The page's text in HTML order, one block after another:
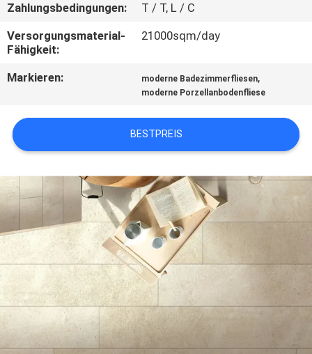
ANGEBOT
SITEMAP
Zahlungsbedingungen:
T / T, L / C
Versorgungsmaterial-
Fähigkeit:
21000sqm/day
Markieren: moderne Badezimmerfliesen,
moderne Porzellanbodenfliese
BESTPREIS